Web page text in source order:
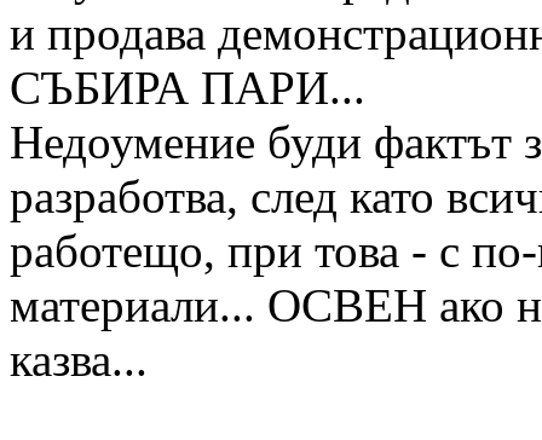
и продава
СЪБИРА ПАРИ...
Недоумение буди фактът
разработва, след като
работещо, при това - с
материали... ОСВЕН ако
казва...